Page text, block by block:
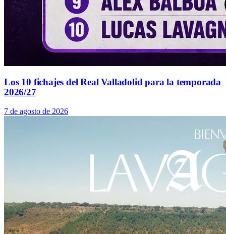
Los 10 fichajes del Real Valladolid para la temporada
2026/27
7 de agosto de 2026